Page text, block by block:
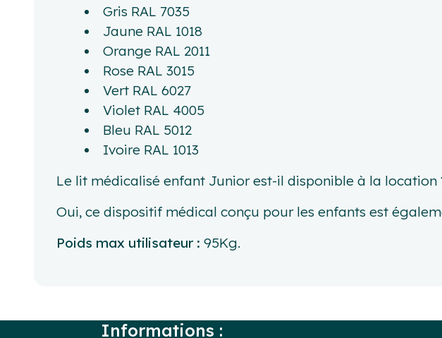
Gris RAL 7035
Jaune RAL 1018
Orange RAL 2011
Rose RAL 3015
Vert RAL 6027
Violet RAL 4005
Bleu RAL 5012
Ivoire RAL 1013
Le lit médicalisé enfant Junior est-il disponible à la location
Oui, ce dispositif médical conçu pour les enfants est
Poids max utilisateur : 95Kg.
Informations :